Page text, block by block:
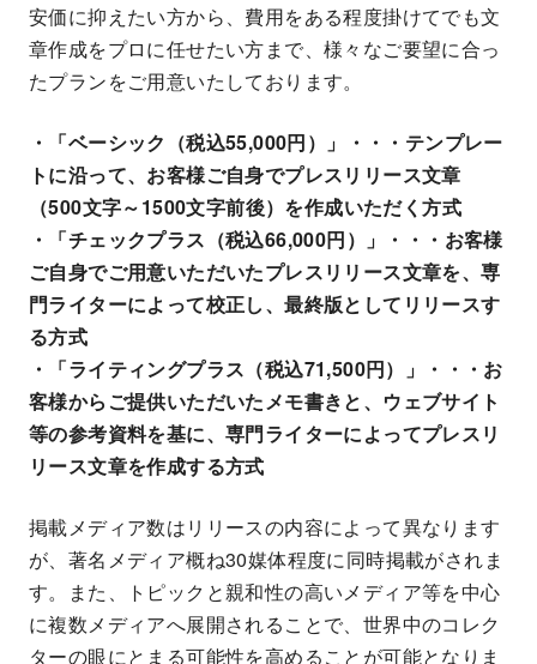
安価に抑えたい方から、費用をある程度掛けてでも文
章作成をプロに任せたい方まで、様々なご要望に合っ
たプランをご用意いたしております。
・「ベーシック（税込55,000円）」・・・テンプレー
トに沿って、お客様ご自身でプレスリリース文章
（500文字～1500文字前後）を作成いただく方式
・「チェックプラス（税込66,000円）」・・・お客様
ご自身でご用意いただいたプレスリリース文章を、専
門ライターによって校正し、最終版としてリリースす
る方式
・「ライティングプラス（税込71,500円）」・・・お
客様からご提供いただいたメモ書きと、ウェブサイト
等の参考資料を基に、専門ライターによってプレスリ
リース文章を作成する方式
掲載メディア数はリリースの内容によって異なります
が、著名メディア概ね30媒体程度に同時掲載がされま
す。また、トピックと親和性の高いメディア等を中心
に複数メディアへ展開されることで、世界中のコレク
ターの眼にとまる可能性を高めることが可能となりま